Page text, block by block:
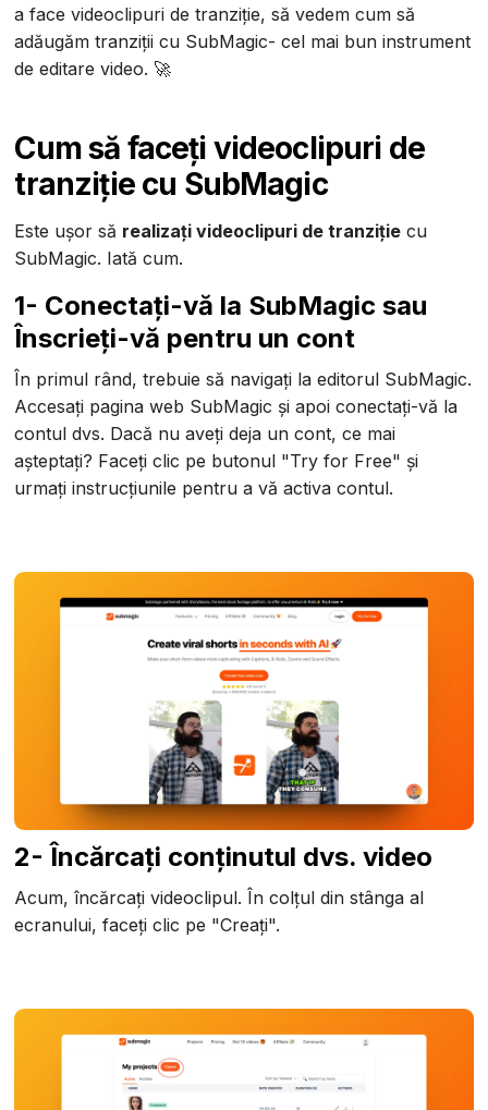
a face videoclipuri de tranziție, să vedem cum să
adăugăm tranziții cu SubMagic- cel mai bun instrument
de editare video. 🚀
Cum să faceți videoclipuri de
tranziție cu SubMagic
Este ușor să realizați videoclipuri de tranziție cu
SubMagic. Iată cum.
1- Conectați-vă la SubMagic sau
Înscrieți-vă pentru un cont
În primul rând, trebuie să navigați la editorul SubMagic.
Accesați pagina web SubMagic și apoi conectați-vă la
contul dvs. Dacă nu aveți deja un cont, ce mai
așteptați? Faceți clic pe butonul "Try for Free" și
urmați instrucțiunile pentru a vă activa contul.
2- Încărcați conținutul dvs. video
Acum, încărcați videoclipul. În colțul din stânga al
ecranului, faceți clic pe "Creați".